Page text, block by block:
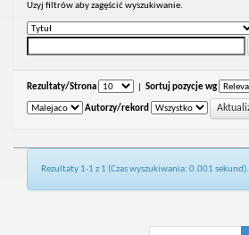
Uzyj filtrów aby zagęścić wyszukiwanie.
Rezultaty/Strona Sortuj pozycje wg
Autorzy/rekord
Rezultaty 1-1 z 1 (Czas wyszukiwania: 0.001 sekund).